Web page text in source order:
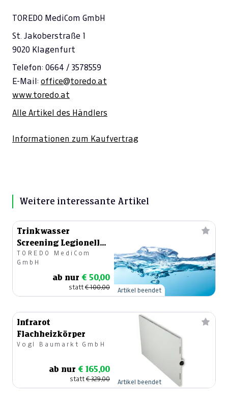
TOREDO MediCom GmbH
St. Jakoberstraße 1
9020 Klagenfurt
Telefon: 0664 / 3578559
E-Mail: office@toredo.at
www.toredo.at
Alle Artikel des Händlers
Informationen zum Kaufvertrag
Weitere interessante Artikel
Trinkwasser
Screening Legionellen
(PCR)
TOREDO MediCom
GmbH
ab nur € 50,00
statt€ 100,00 Artikel beendet
Infrarot
Flachheizkörper
Vogl Baumarkt GmbH
ab nur € 165,00
statt€ 329,00 Artikel beendet